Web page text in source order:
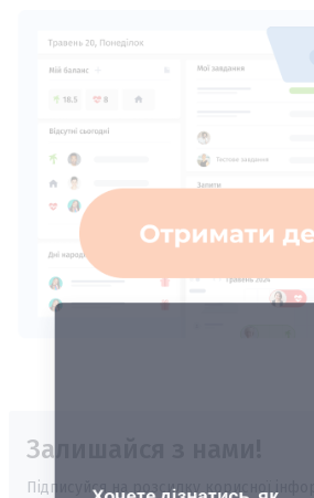
Залишайся з нами!
Підписуйся на розсилку корисної